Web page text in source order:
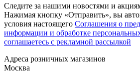
Следите за нашими новостями и
Нажимая кнопку «Отправить», вы
условия настоящего Cоглашения о
информации и обработке
соглашаетесь с рекламной рассылкой
Aдреса розничных магазинов
Москва